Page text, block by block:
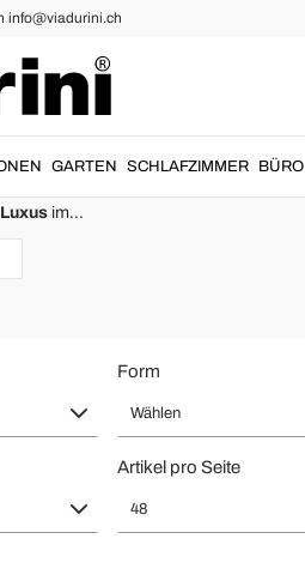
info@viadurini.ch
GARTEN SCHLAFZIMMER BÜRO
- Made in Italy
im...
Form
Wählen
Artikel pro Seite
48